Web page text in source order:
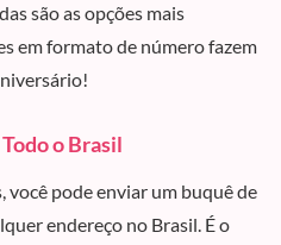
são as opções mais
em formato de número fazem
o Brasil
você pode enviar um buquê de
endereço no Brasil. É o